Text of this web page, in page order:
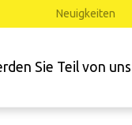
Neuigkeiten
Sie Teil von uns